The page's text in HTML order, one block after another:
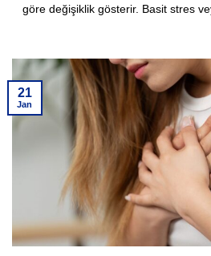
göre değişiklik gösterir. Basit stres
21
Jan